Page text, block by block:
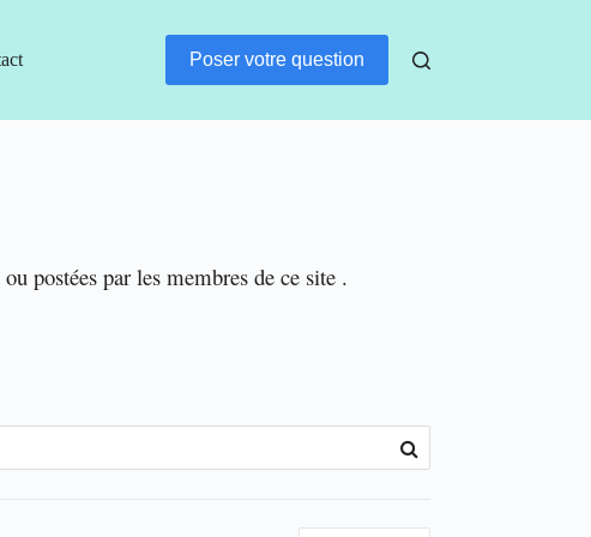
Poser votre question
postées par les membres de ce site .